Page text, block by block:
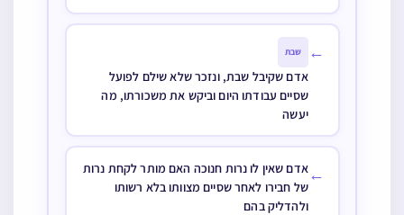
← שבת
אדם שקיבל שבת, ונזכר שלא שילם לפועל
שסיים עבודתו היום וביקש את משכורתו, מה
יעשה
←אדם שאין לו נרות חנוכה האם מותר לקחת נרות
של חבירו לאחר שסיים מצוותו בלא רשותו
ולהדליק בהם